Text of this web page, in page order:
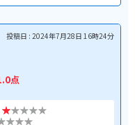
投稿日 : 2024年7月28日 16時24分
点